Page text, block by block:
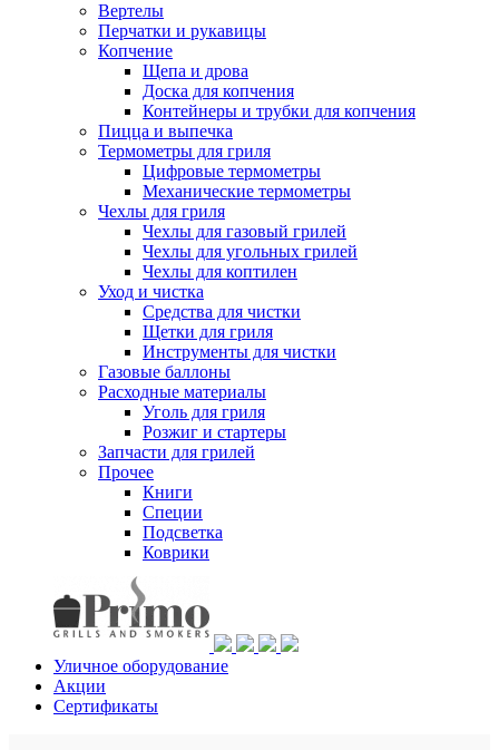
Вертелы
Перчатки и рукавицы
Копчение
Щепа и дрова
Доска для копчения
Контейнеры и трубки для копчения
Пицца и выпечка
Термометры для гриля
Цифровые термометры
Механические термометры
Чехлы для гриля
Чехлы для газовый грилей
Чехлы для угольных грилей
Чехлы для коптилен
Уход и чистка
Средства для чистки
Щетки для гриля
Инструменты для чистки
Газовые баллоны
Расходные материалы
Уголь для гриля
Розжиг и стартеры
Запчасти для грилей
Прочее
Книги
Специи
Подсветка
Коврики
Уличное оборудование
Акции
Сертификаты